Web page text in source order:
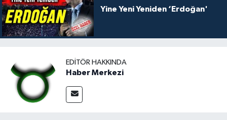
Yine Yeni Yeniden ‘Erdoğan'
EDITÖR HAKKINDA
Haber Merkezi